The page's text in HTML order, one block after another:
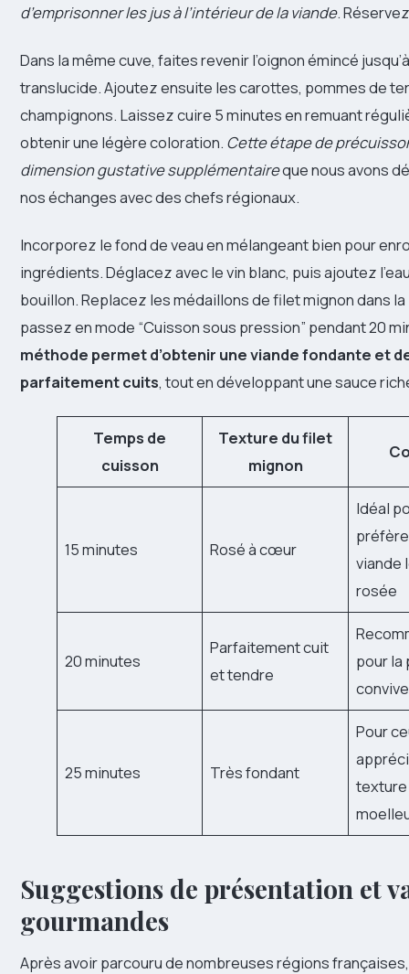
d’emprisonner les jus à l’intérieur de la viande.
Dans la même cuve, faites revenir l’oignon émincé
translucide. Ajoutez ensuite les carottes, pommes de
champignons. Laissez cuire 5 minutes en remuant
obtenir une légère coloration. Cette étape de
dimension gustative supplémentaireque nous avons
nos échanges avec des chefs régionaux.
Incorporez le fond de veau en mélangeant bien pour
ingrédients. Déglacez avec le vin blanc, puis ajoutez
bouillon. Replacez les médaillons de filet mignon dans
passez en mode “Cuisson sous pression” pendant 20
méthode permet d’obtenir une viande fondante et
parfaitement cuits, tout en développant une sauce
Temps de
cuisson
Texture du filet
mignon
15 minutes Rosé à cœur
Idéal
viande
rosée
20 minutes
Parfaitement cuit
et tendre
pour la
25 minutes Très fondant
Pour
Suggestions de présentation et
gourmandes
Après avoir parcouru de nombreuses régions